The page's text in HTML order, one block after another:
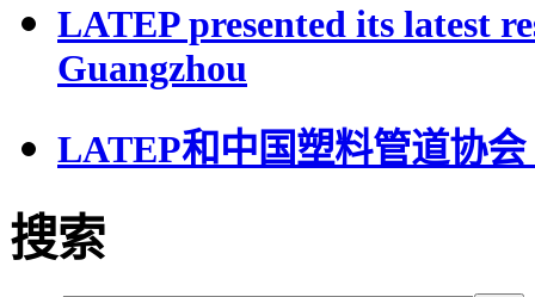
LATEP presented its latest
Guangzhou
LATEP和中国塑料管道协
搜索